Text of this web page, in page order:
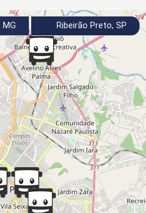
MG Ribeirão Preto, SP